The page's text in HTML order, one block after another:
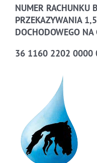
NUMER RACHUNKU
PRZEKAZYWANIA
DOCHODOWEGO NA
36 1160 2202 0000